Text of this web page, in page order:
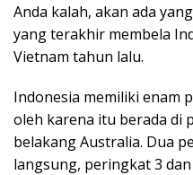
Anda kalah, akan ada
yang terakhir membela
Vietnam tahun lalu.
Indonesia memiliki enam
oleh karena itu berada di
belakang Australia. Dua
langsung, peringkat 3